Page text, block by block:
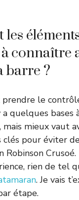
les
connaître
barre ?
le
a quelques bases
mais mieux vaut
clés pour éviter
Robinson
rien de tel
. Je vais
étape.